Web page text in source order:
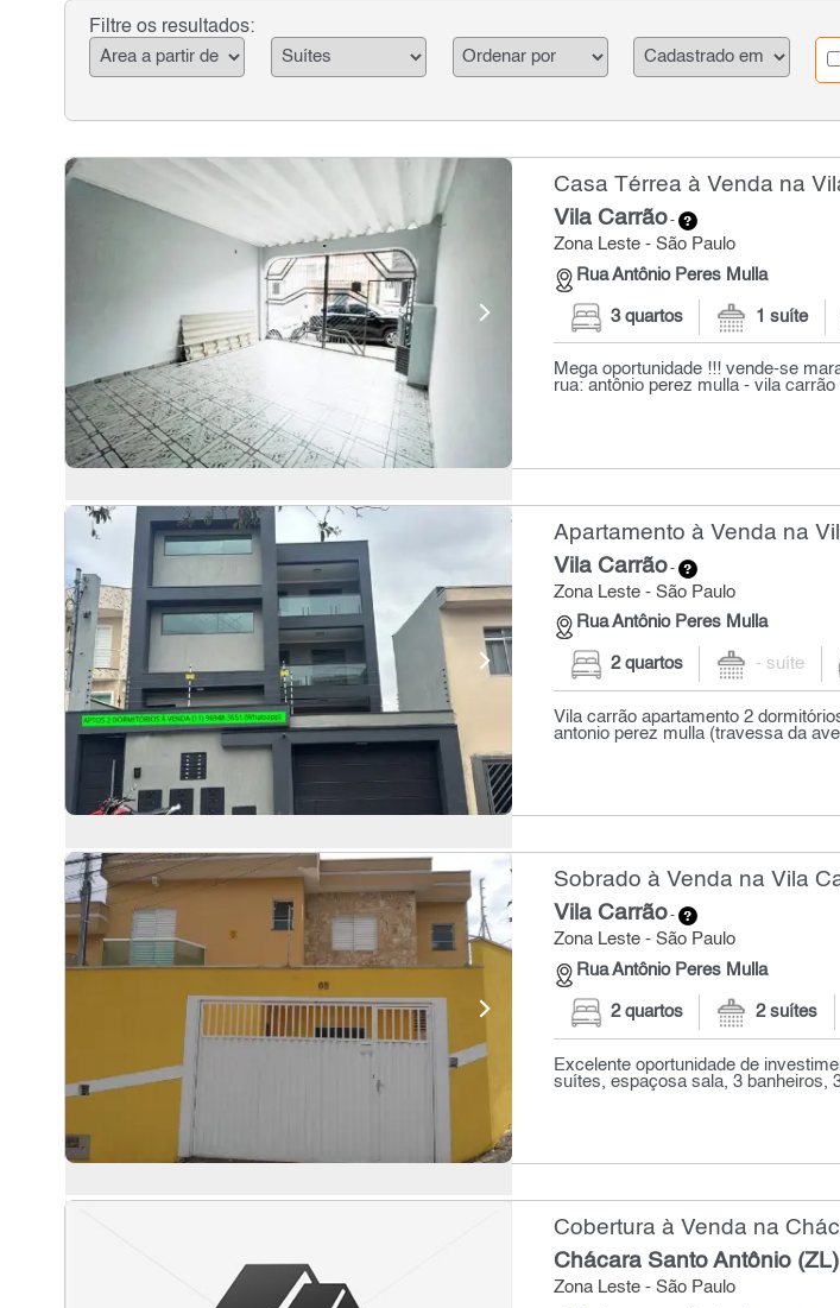
Filtre os resultados:
Casa Térrea à Venda na
Vila Carrão-
Zona Leste - São Paulo
Rua Antônio Peres Mulla
3 quartos 1 suíte
Mega oportunidade !!! vende-se
rua: antônio perez mulla - vila
Apartamento à Venda na
Vila Carrão-
Zona Leste - São Paulo
Rua Antônio Peres Mulla
2 quartos - suíte
Vila carrão apartamento 2
antonio perez mulla (travessa da
Sobrado à Venda na Vila
Vila Carrão-
Zona Leste - São Paulo
Rua Antônio Peres Mulla
2 quartos 2 suítes
Excelente oportunidade de
suítes, espaçosa sala, 3 banheiros,
Cobertura à Venda na
Chácara Santo Antônio (ZL)
Zona Leste - São Paulo